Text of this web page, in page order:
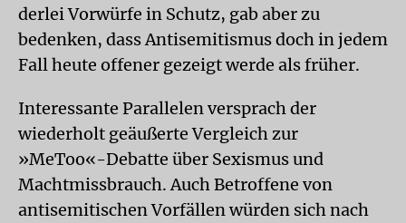
derlei Vorwürfe in Schutz, gab aber zu
bedenken, dass Antisemitismus doch in jedem
Fall heute offener gezeigt werde als früher.
Interessante Parallelen versprach der
wiederholt geäußerte Vergleich zur
»MeToo«-Debatte über Sexismus und
Machtmissbrauch. Auch Betroffene von
antisemitischen Vorfällen würden sich nach